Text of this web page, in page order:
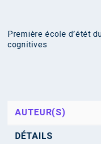
Première école d’étét
cognitives
AUTEUR(S)
DÉTAILS